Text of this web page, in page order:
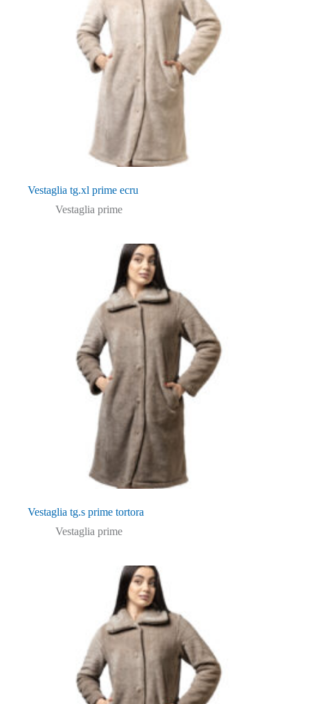
Vestaglia tg.xl prime ecru
Vestaglia prime
Vestaglia tg.s prime tortora
Vestaglia prime